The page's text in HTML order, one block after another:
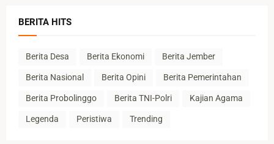
BERITA HITS
Berita Desa Berita Ekonomi Berita Jember
Berita Nasional Berita Opini Berita Pemerintahan
Berita Probolinggo Berita TNI-Polri Kajian Agama
Legenda Peristiwa Trending